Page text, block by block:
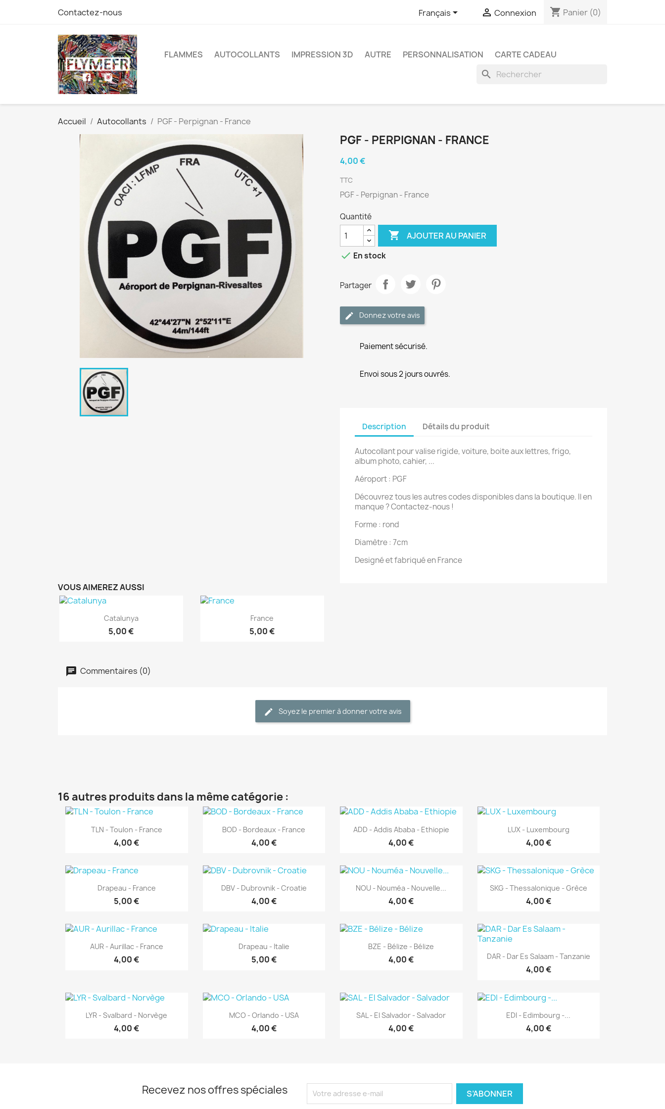
Contactez-nous Français  Connexion shopping_cart Panier (0)
FLAMMES AUTOCOLLANTS IMPRESSION 3D AUTRE PERSONNALISATION CARTE CADEAU
search
Accueil Autocollants PGF - Perpignan - France
PGF - PERPIGNAN - FRANCE
4,00 €
TTC
PGF - Perpignan - France
Quantité
 AJOUTER AU PANIER
 En stock
Partager
Donnez votre avis
Paiement sécurisé.
Envoi sous 2 jours ouvrés.
Description Détails du produit
Autocollant pour valise rigide, voiture, boite aux lettres, frigo,
album photo, cahier, ...
Aéroport : PGF
Découvrez tous les autres codes disponibles dans la boutique. Il en
manque ? Contactez-nous !
Forme : rond
Diamètre : 7cm
Designé et fabriqué en France
VOUS AIMEREZ AUSSI
Aperçu rapide
Catalunya
5,00 €
Aperçu rapide
France
5,00 €
Commentaires (0)
Soyez le premier à donner votre avis
16 autres produits dans la même catégorie :
 Aperçu rapide
TLN - Toulon - France
4,00 €
Aperçu rapide
BOD - Bordeaux - France
4,00 €
Aperçu rapide
ADD - Addis Ababa - Ethiopie
4,00 €
Aperçu rapide
LUX - Luxembourg
4,00 €
Aperçu rapide
Drapeau - France
5,00 €
Aperçu rapide
DBV - Dubrovnik - Croatie
4,00 €
Aperçu rapide
NOU - Nouméa - Nouvelle...
4,00 €
Aperçu rapide
SKG - Thessalonique - Grèce
4,00 €
Aperçu rapide
AUR - Aurillac - France
4,00 €
Aperçu rapide
Drapeau - Italie
5,00 €
Aperçu rapide
BZE - Bélize - Bélize
4,00 € Aperçu rapide
DAR - Dar Es Salaam - Tanzanie
4,00 €
Aperçu rapide
LYR - Svalbard - Norvège
4,00 €
Aperçu rapide
MCO - Orlando - USA
4,00 €
Aperçu rapide
SAL - El Salvador - Salvador
4,00 €
Aperçu rapide
EDI - Edimbourg -...
4,00 €
Recevez nos offres spéciales